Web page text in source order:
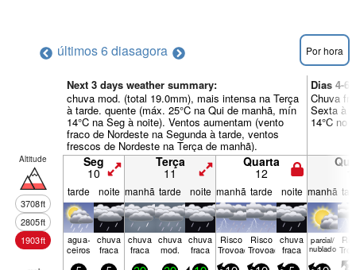
últimos 6 diasagora Por hora
Next 3 days weather summary:
chuva mod. (total 19.0mm), mais intensa na Terça
à tarde. quente (máx. 25°C na Qui de manhã, mín
14°C na Seg à noite). Ventos aumentam (vento
fraco de Nordeste na Segunda à tarde, ventos
frescos de Nordeste na Terça de manhã).
Dias 4-6
Chuva
Sexta à
14°C no
Altitude
3708ft
2805ft
1903ft
Seg
10
Terça
11
Quarta
12
tarde noite manhã tarde noite manhã tarde noite manhã
agua­
ceiros
chuva
fraca
chuva
fraca
chuva
mod.
chuva
fraca
Risco
Trovoada
Risco
Trovoada
chuva
fraca
parcial/
nublado